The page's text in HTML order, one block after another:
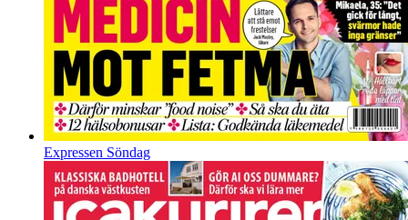
Expressen Söndag